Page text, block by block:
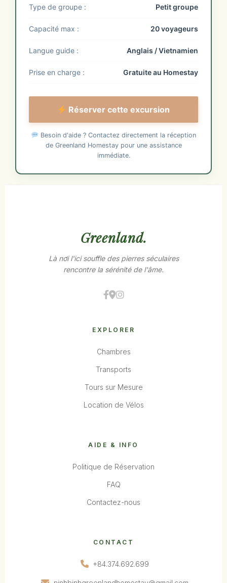
Type de groupe : Petit groupe
Capacité max : 20 voyageurs
Langue guide : Anglais / Vietnamien
Prise en charge : Gratuite au Homestay
Réserver cette excursion
Besoin d'aide ? Contactez directement la réception
de Greenland Homestay pour une assistance
immédiate.
Greenland.
Là nơi l'ici souffle des pierres séculaires
rencontre la sérénité de l'âme.
EXPLORER
Chambres
Transports
Tours sur Mesure
Location de Vélos
AIDE & INFO
Politique de Réservation
FAQ
Contactez-nous
CONTACT
+84.374.692.699